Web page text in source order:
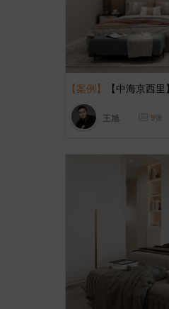
【案例】 【中海京西
王旭 9张